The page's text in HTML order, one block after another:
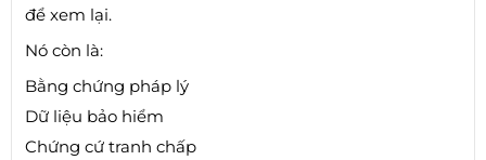
để xem lại.
Nó còn là:
Bằng chứng pháp lý
Dữ liệu bảo hiểm
Chứng cứ tranh chấp